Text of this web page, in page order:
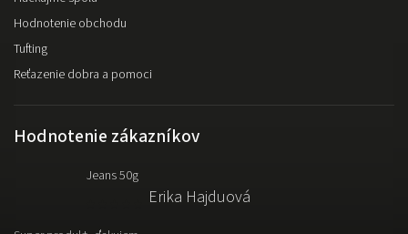
Hodnotenie obchodu
Tufting
Reťazenie dobra a pomoci
Hodnotenie zákazníkov
Jeans 50g
Erika Hajduová